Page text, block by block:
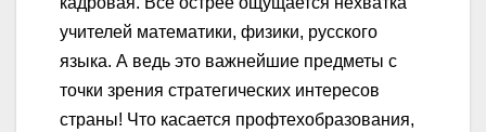
учителей математики, физики, русского
языка. А ведь это важнейшие предметы с
точки зрения стратегических интересов
страны! Что касается профтехобразования,